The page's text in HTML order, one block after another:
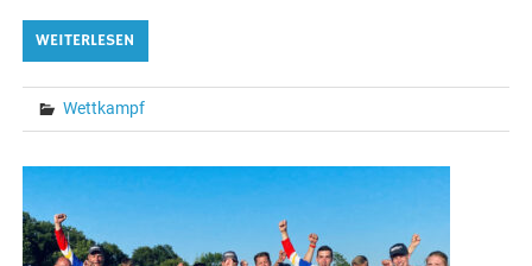
WEITERLESEN
Wettkampf